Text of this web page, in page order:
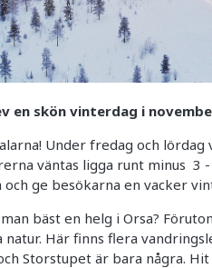
en skön vinterdag i
Under fredag och
väntas ligga runt minus 3
ge besökarna en vacker
bäst en helg i Orsa?
Här finns flera
Storstupet är bara några.